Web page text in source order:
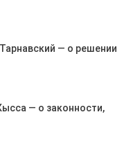
— о решении
— о законности,